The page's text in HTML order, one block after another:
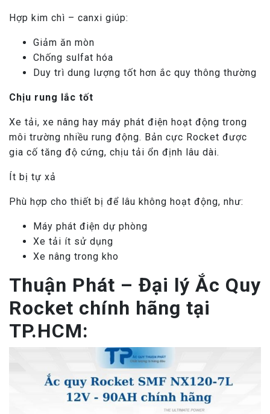
Hợp kim chì – canxi giúp:
Giảm ăn mòn
Chống sulfat hóa
Duy trì dung lượng tốt hơn ắc quy thông thường
Chịu rung lắc tốt
Xe tải, xe nâng hay máy phát điện hoạt động trong
môi trường nhiều rung động. Bản cực Rocket được
gia cố tăng độ cứng, chịu tải ổn định lâu dài.
Ít bị tự xả
Phù hợp cho thiết bị để lâu không hoạt động, như:
Máy phát điện dự phòng
Xe tải ít sử dụng
Xe nâng trong kho
Thuận Phát – Đại lý Ắc Quy
Rocket chính hãng tại
TP.HCM: